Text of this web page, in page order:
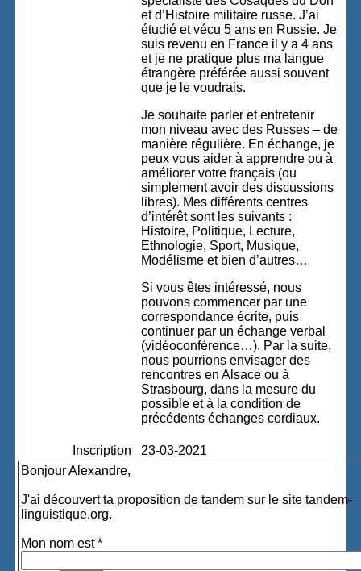
et d’Histoire militaire russe. J’ai
étudié et vécu 5 ans en Russie. Je
suis revenu en France il y a 4 ans
et je ne pratique plus ma langue
étrangère préférée aussi souvent
que je le voudrais.
Je souhaite parler et entretenir
mon niveau avec des Russes – de
manière régulière. En échange, je
peux vous aider à apprendre ou à
améliorer votre français (ou
simplement avoir des discussions
libres). Mes différents centres
d’intérêt sont les suivants :
Histoire, Politique, Lecture,
Ethnologie, Sport, Musique,
Modélisme et bien d’autres…
Si vous êtes intéressé, nous
pouvons commencer par une
correspondance écrite, puis
continuer par un échange verbal
(vidéoconférence…). Par la suite,
nous pourrions envisager des
rencontres en Alsace ou à
Strasbourg, dans la mesure du
possible et à la condition de
précédents échanges cordiaux.
Inscription
23-03-2021
Bonjour Alexandre,
J'ai découvert ta proposition de tandem sur le site tandem-
linguistique.org.
Mon nom est *